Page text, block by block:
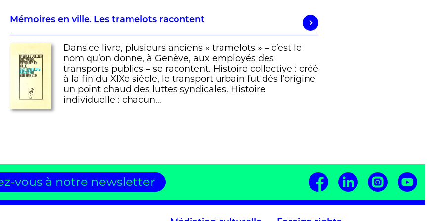
Mémoires en ville. Les tramelots racontent
Dans ce livre, plusieurs anciens « tramelots » – c’est le
nom qu’on donne, à Genève, aux employés des
transports publics – se racontent. Histoire collective : créé
à la fin du XIXe siècle, le transport urbain fut dès l’origine
un point chaud des luttes syndicales. Histoire
individuelle : chacun…
vous à notre newsletter